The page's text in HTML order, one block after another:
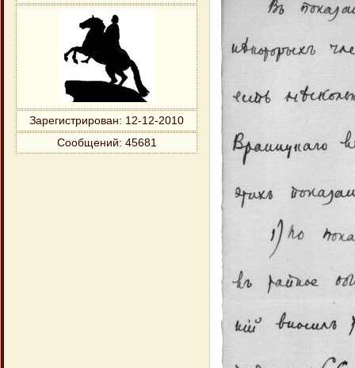
Зарегистрирован: 12-12-2010
Сообщений: 45681